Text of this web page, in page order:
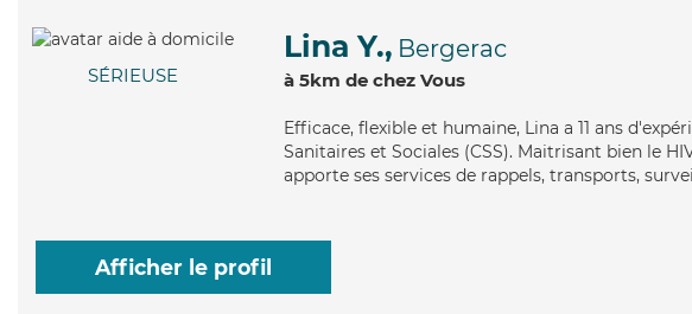
SÉRIEUSE
Lina Y., Bergerac
à 5km de chez Vous
Efficace, flexible et humaine, Lina a 11 ans
Sanitaires et Sociales (CSS). Maitrisant bien le
apporte ses services de rappels, transports,
Afficher le profil